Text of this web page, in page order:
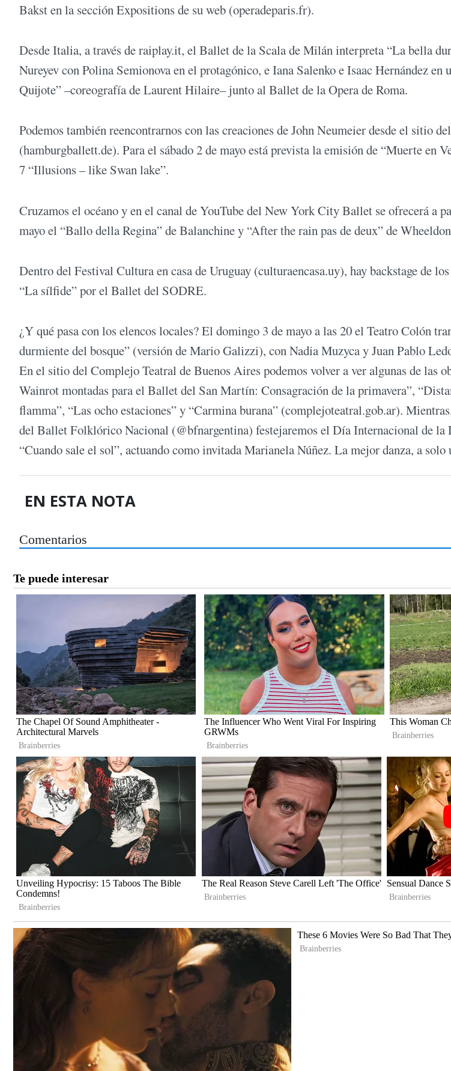
Bakst en la sección Expositions de su web (operadeparis.fr).
Desde Italia, a través de raiplay.it, el Ballet de la Scala de Milán interpreta “La bella
Nureyev con Polina Semionova en el protagónico, e Iana Salenko e Isaac Hernández en
Quijote” –coreografía de Laurent Hilaire– junto al Ballet de la Opera de Roma.
Podemos también reencontrarnos con las creaciones de John Neumeier desde el sitio
(hamburgballett.de). Para el sábado 2 de mayo está prevista la emisión de “Muerte en
7 “Illusions – like Swan lake”.
Cruzamos el océano y en el canal de YouTube del New York City Ballet se ofrecerá a
mayo el “Ballo della Regina” de Balanchine y “After the rain pas de deux” de
Dentro del Festival Cultura en casa de Uruguay (culturaencasa.uy), hay backstage de
“La sílfide” por el Ballet del SODRE.
¿Y qué pasa con los elencos locales? El domingo 3 de mayo a las 20 el Teatro Colón
durmiente del bosque” (versión de Mario Galizzi), con Nadia Muzyca y Juan Pablo
En el sitio del Complejo Teatral de Buenos Aires podemos volver a ver algunas de las
Wainrot montadas para el Ballet del San Martín: Consagración de la primavera”,
flamma”, “Las ocho estaciones” y “Carmina burana” (complejoteatral.gob.ar).
del Ballet Folklórico Nacional (@bfnargentina) festejaremos el Día Internacional de la
“Cuando sale el sol”, actuando como invitada Marianela Núñez. La mejor danza, a
EN ESTA NOTA
Comentarios